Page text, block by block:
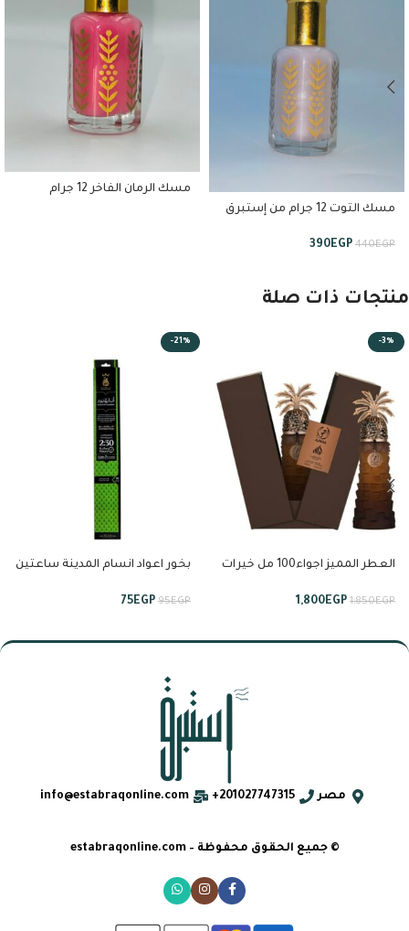
مسك التوت 12 جرام من إستبرق
440EGP
390EGP
مسك الرمان الفاخر 12 جرام
منتجات ذات صلة
-3%
العطر المميز اجواء100 مل خيرات
1,850EGP
1,800EGP
-21%
بخور اعواد انسام المدينة ساعتين
95EGP
75EGP
مصر 201027747315+
info@estabraqonline.com
© جميع الحقوق محفوظة – estabraqonline.com